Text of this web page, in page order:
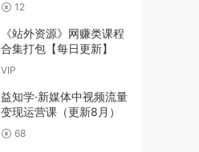
12
《站外资源》网赚类课程
合集打包【每日更新】
VIP
益知学·新媒体中视频流量
变现运营课（更新8月）
68